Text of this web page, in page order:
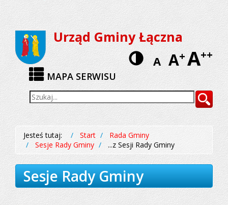
Urząd Gminy Łączna
A A+A++
Wersja
MAPA SERWISU
Wyszukiwarka Szukaj
Jesteś tutaj: Start
Rada Gminy
Sesje Rady Gminy
...z Sesji Rady Gminy
Sesje Rady Gminy